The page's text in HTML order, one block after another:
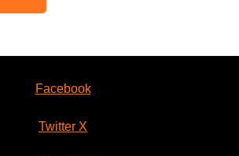
Facebook
Twitter X